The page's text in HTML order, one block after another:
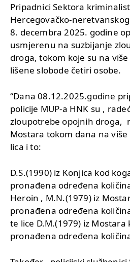
Pripadnici Sektora
Hercegovačko-
8. decembra 2025. godine
usmjerenu na suzbijanje
droga, tokom koje su na
lišene slobode četiri osobe.
“Dana 08.12.2025.godine
policije MUP-a HNK su ,
zloupotrebe opojnih droga,
Mostara tokom dana na više
lica i to:
D.S.(1990) iz Konjica kod
pronađena određena
Heroin , M.N.(1979) iz
pronađena određena
te lice D.M.(1979) iz Mostara
pronađena određena